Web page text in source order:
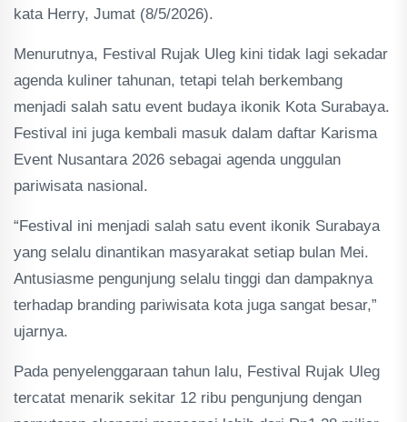
kata Herry, Jumat (8/5/2026).
Menurutnya, Festival Rujak Uleg kini tidak lagi sekadar
agenda kuliner tahunan, tetapi telah berkembang
menjadi salah satu event budaya ikonik Kota Surabaya.
Festival ini juga kembali masuk dalam daftar Karisma
Event Nusantara 2026 sebagai agenda unggulan
pariwisata nasional.
“Festival ini menjadi salah satu event ikonik Surabaya
yang selalu dinantikan masyarakat setiap bulan Mei.
Antusiasme pengunjung selalu tinggi dan dampaknya
terhadap branding pariwisata kota juga sangat besar,”
ujarnya.
Pada penyelenggaraan tahun lalu, Festival Rujak Uleg
tercatat menarik sekitar 12 ribu pengunjung dengan